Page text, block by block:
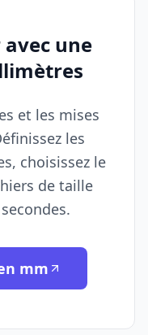
une
et les mises
les
choisissez le
de taille
mm